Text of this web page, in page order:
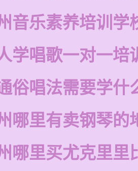
音乐素养培训学
学唱歌一对一培
俗唱法需要学什
哪里有卖钢琴的
哪里买尤克里里